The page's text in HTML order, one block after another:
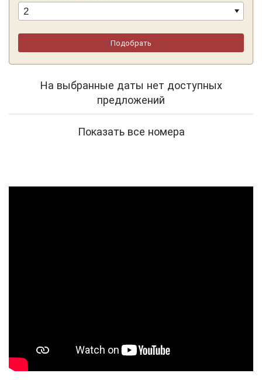
Подобрать
На выбранные даты нет доступных
предложений
Показать все номера